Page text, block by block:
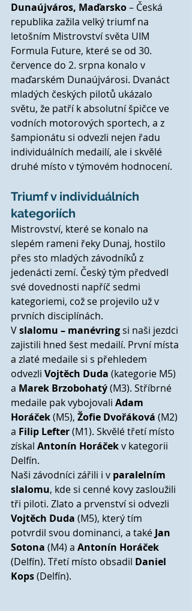
Dunaújváros, Maďarsko – Česká
republika zažila velký triumf na
letošním Mistrovství světa UIM
Formula Future, které se od 30.
července do 2. srpna konalo v
maďarském Dunaújvárosi. Dvanáct
mladých českých pilotů ukázalo
světu, že patří k absolutní špičce ve
vodních motorových sportech, a z
šampionátu si odvezli nejen řadu
individuálních medailí, ale i skvělé
druhé místo v týmovém hodnocení.
Triumf v individuálních
kategoriích
Mistrovství, které se konalo na
slepém rameni řeky Dunaj, hostilo
přes sto mladých závodníků z
jedenácti zemí. Český tým předvedl
své dovednosti napříč sedmi
kategoriemi, což se projevilo už v
prvních disciplínách.
V slalomu – manévring si naši jezdci
zajistili hned šest medailí. První místa
a zlaté medaile si s přehledem
odvezli Vojtěch Duda (kategorie M5)
a Marek Brzobohatý (M3). Stříbrné
medaile pak vybojovali Adam
Horáček (M5), Žofie Dvořáková (M2)
a Filip Lefter (M1). Skvělé třetí místo
získal Antonín Horáček v kategorii
Delfín.
Naši závodníci zářili i v paralelním
slalomu, kde si cenné kovy zasloužili
tři piloti. Zlato a prvenství si odvezli
Vojtěch Duda (M5), který tím
potvrdil svou dominanci, a také Jan
Sotona (M4) a Antonín Horáček
(Delfín). Třetí místo obsadil Daniel
Kops (Delfín).